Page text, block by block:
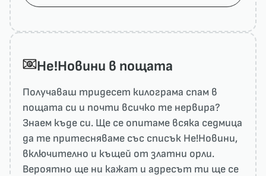
He!Новини в пощата
Получаваш тридесет килограма спам в
пощата си и почти всичко те нервира?
Знаем къде си. Ще се опитаме всяка седмица
да те притесняваме със списък He!Новини,
включително и къщей от златни орли.
Вероятно ще ни кажат и адресът ти ще се